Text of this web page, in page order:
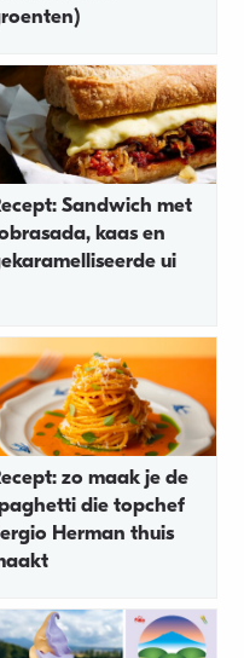
Sandwich met
kaas en
ui
zo maak je de
die topchef
Herman thuis